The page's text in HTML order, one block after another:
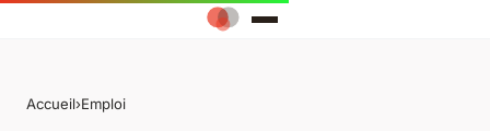
Accueil›Emploi